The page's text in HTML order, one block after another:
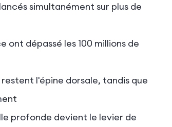
simultanément sur plus de
dépassé les 100 millions de
l'épine dorsale, tandis que
profonde devient le levier de